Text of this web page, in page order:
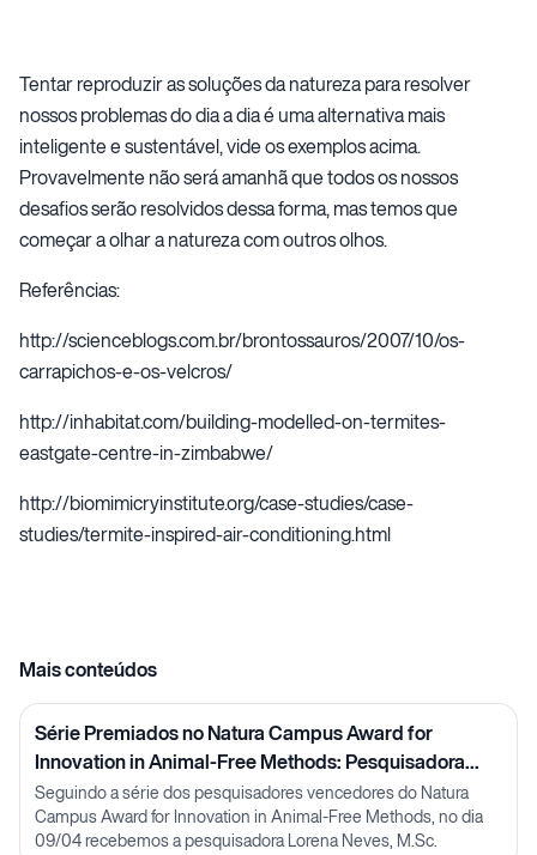
Tentar reproduzir as soluções da natureza para resolver
nossos problemas do dia a dia é uma alternativa mais
inteligente e sustentável, vide os exemplos acima.
Provavelmente não será amanhã que todos os nossos
desafios serão resolvidos dessa forma, mas temos que
começar a olhar a natureza com outros olhos.
Referências:
http://scienceblogs.com.br/brontossauros/2007/10/os-
carrapichos-e-os-velcros/
http://inhabitat.com/building-modelled-on-termites-
eastgate-centre-in-zimbabwe/
http://biomimicryinstitute.org/case-studies/case-
studies/termite-inspired-air-conditioning.html
Mais conteúdos
Série Premiados no Natura Campus Award for
Innovation in Animal-Free Methods: Pesquisadora
Lorena Neves
Seguindo a série dos pesquisadores vencedores do Natura
Campus Award for Innovation in Animal-Free Methods, no dia
09/04 recebemos a pesquisadora Lorena Neves, M.Sc.